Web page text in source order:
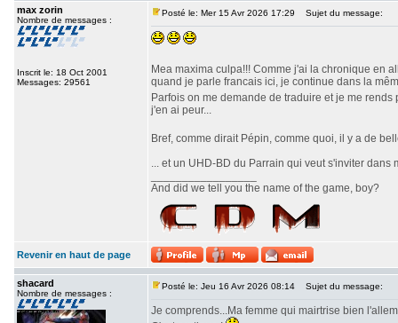
max zorin
Nombre de messages :
Inscrit le: 18 Oct 2001
Messages: 29561
Posté le: Mer 15 Avr 2026 17:29 Sujet du message:
Mea maxima culpa!!! Comme j'ai la chronique en
quand je parle francais ici, je continue dans la
Parfois on me demande de traduire et je me
j'en ai peur...
Bref, comme dirait Pépin, comme quoi, il y a de
... et un UHD-BD du Parrain qui veut s'inviter dans
And did we tell you the name of the game, boy?
Revenir en haut de page
shacard
Nombre de messages :
Posté le: Jeu 16 Avr 2026 08:14 Sujet du message:
Je comprends...Ma femme qui mairtrise bien